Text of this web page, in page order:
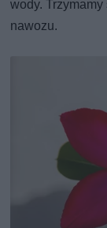
wody.
nawozu.